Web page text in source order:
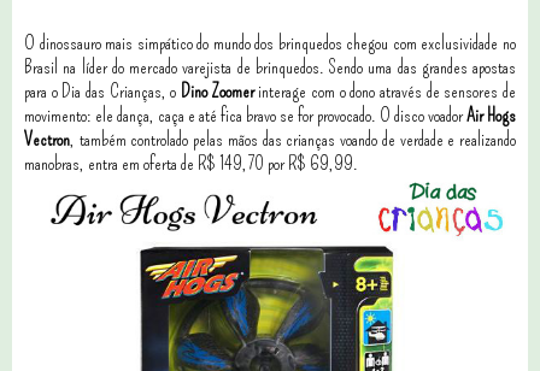
O dinossauro mais simpático do mundo dos brinquedos chegou com exclusividade no
Brasil na líder do mercado varejista de brinquedos. Sendo uma das grandes apostas
para o Dia das Crianças, o Dino Zoomerinterage com o dono através de sensores de
movimento: ele dança, caça e até fica bravo se for provocado. O disco voadorAir Hogs
Vectron, também controlado pelas mãos das crianças voando de verdade e realizando
manobras, entra em oferta de R$ 149,70 por R$ 69,99.